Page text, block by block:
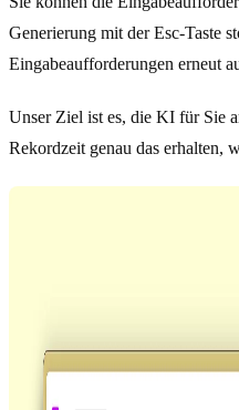
Generierung mit der Esc-Taste
Eingabeaufforderungen erneut
Unser Ziel ist es, die KI für Sie
Rekordzeit genau das erhalten,